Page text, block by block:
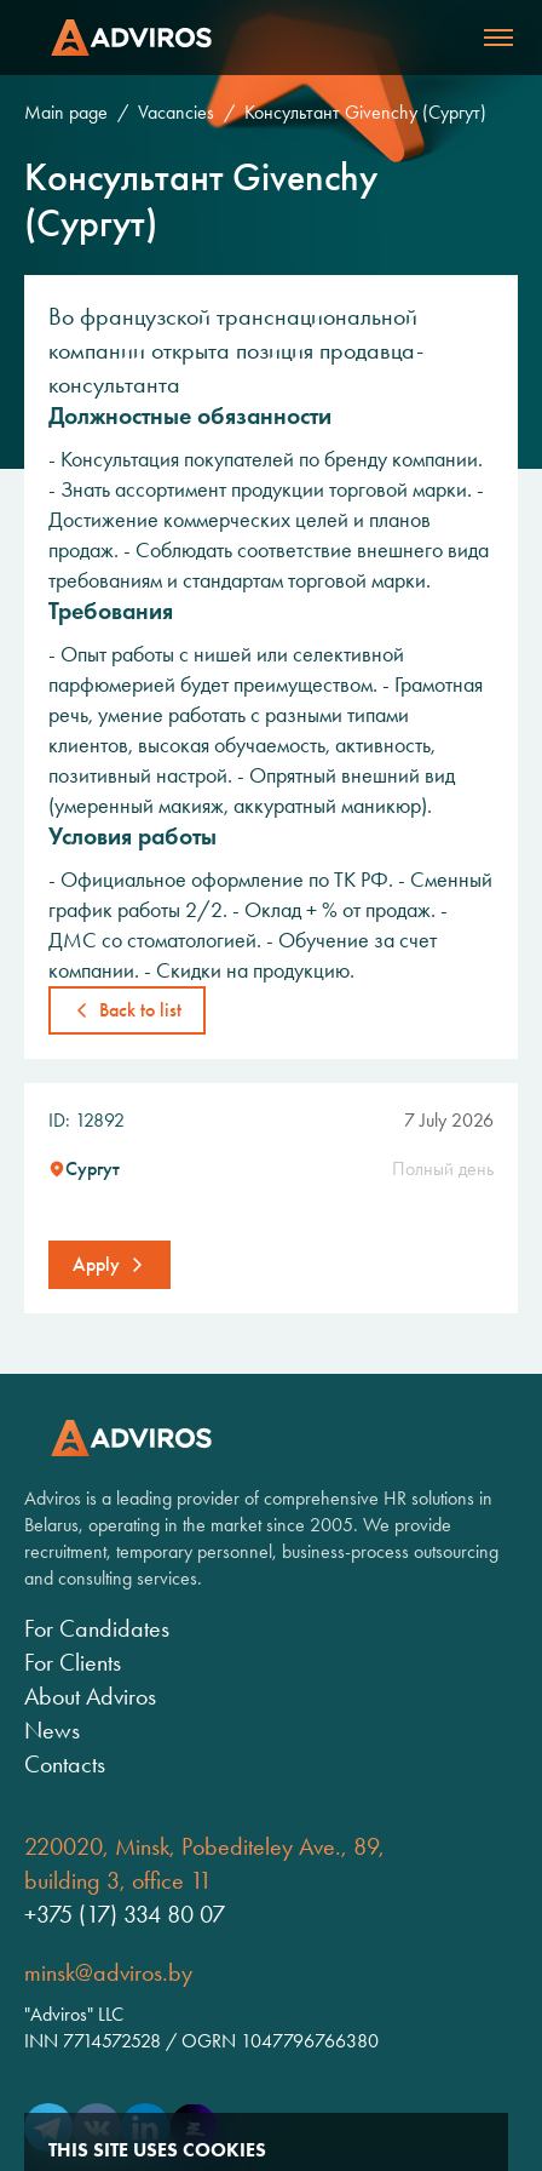
Main page Vacancies Консультант Givenchy (Сургут)
Консультант Givenchy
(Сургут)
Во французской транснациональной
компании открыта позиция продавца-
консультанта
Должностные обязанности
- Консультация покупателей по бренду компании.
- Знать ассортимент продукции торговой марки. -
Достижение коммерческих целей и планов
продаж. - Соблюдать соответствие внешнего вида
требованиям и стандартам торговой марки.
Требования
- Опыт работы с нишей или селективной
парфюмерией будет преимуществом. - Грамотная
речь, умение работать с разными типами
клиентов, высокая обучаемость, активность,
позитивный настрой. - Опрятный внешний вид
(умеренный макияж, аккуратный маникюр).
Условия работы
- Официальное оформление по ТК РФ. - Сменный
график работы 2/2. - Оклад + % от продаж. -
ДМС со стоматологией. - Обучение за счет
компании. - Скидки на продукцию.
Back to list
ID: 12892 7 July 2026
Сургут Полный день
Apply
Adviros is a leading provider of comprehensive HR solutions in
Belarus, operating in the market since 2005. We provide
recruitment, temporary personnel, business-process outsourcing
and consulting services.
For Candidates
For Clients
About Adviros
News
Contacts
220020, Minsk, Pobediteley Ave., 89,
building 3, office 11
+375 (17) 334 80 07
minsk@adviros.by
"Adviros" LLC
INN 7714572528 / OGRN 1047796766380
THIS SITE USES COOKIES